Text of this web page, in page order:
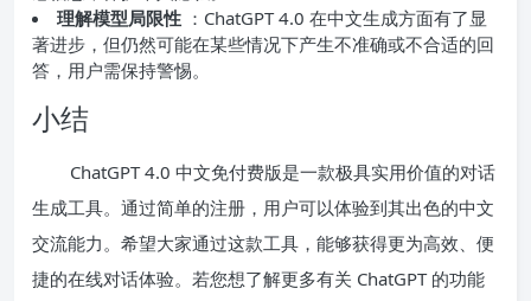
理解模型局限性 ：ChatGPT 4.0 在中文生成方面有了显
著进步，但仍然可能在某些情况下产生不准确或不合适的回
答，用户需保持警惕。
小结
ChatGPT 4.0 中文免付费版是一款极具实用价值的对话
生成工具。通过简单的注册，用户可以体验到其出色的中文
交流能力。希望大家通过这款工具，能够获得更为高效、便
捷的在线对话体验。若您想了解更多有关 ChatGPT 的功能